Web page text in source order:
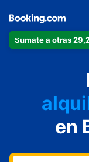
Sumate a otras
en